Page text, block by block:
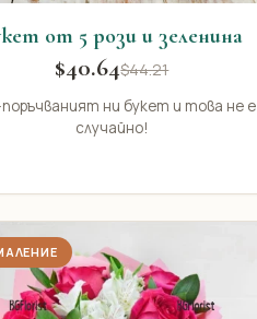
от 5 рози и зеленина
$40.64$44.21
ни букет и това не е
случайно!